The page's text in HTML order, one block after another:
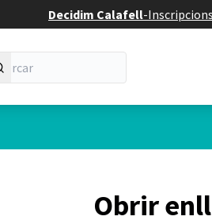
Decidim Calafell-
Obrir